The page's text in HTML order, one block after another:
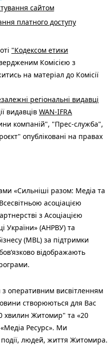
сайтом
платного доступу
"Кодексом етики
Комісією з
на матеріал до Комісії
регіональні видавці
видавців WAN-IFRA
компаній", "Прес-служба",
опубліковані на правах
«Сильніші разом: Медіа та
асоціацією
з Асоціацією
України» (АНРВУ) та
(MBL) за підтримки
відображають
оперативним висвітленням
створюються для Вас
хвилин Житомир" та «20
Ресурс». Ми
події, людей, життя Житомира.